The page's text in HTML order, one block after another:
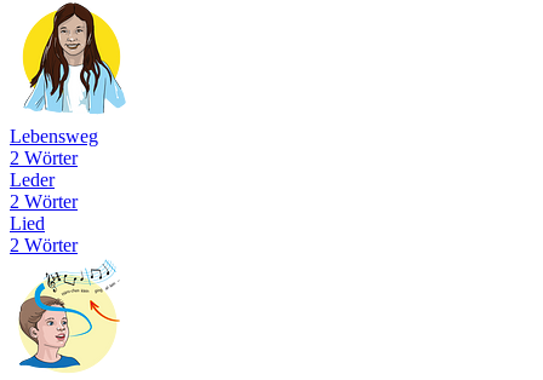
Lebensweg
2 Wörter
Leder
2 Wörter
Lied
2 Wörter